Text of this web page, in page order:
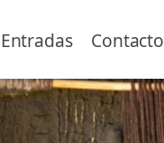
Entradas Contacto